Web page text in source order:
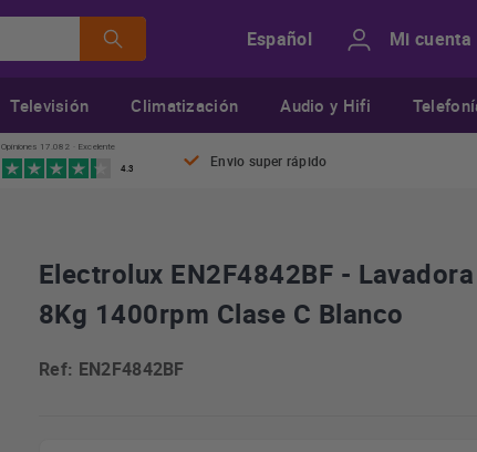
Español Mi cuenta
Televisión Climatización Audio y Hifi
Opiniones 17.082 · Excelente
4.3 Envio super rápido
Electrolux EN2F4842BF -
8Kg 1400rpm Clase C Blanco
Ref: EN2F4842BF